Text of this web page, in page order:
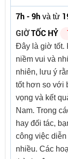
7h - 9h và từ
GIỜTỐC HỶ
Đây là giờ tốt.
niềm vui và
nhiên, lưu ý
tốt hơn so với
vọng và kết
Nam. Trong
hay đối tác,
công việc
nhiều. Các